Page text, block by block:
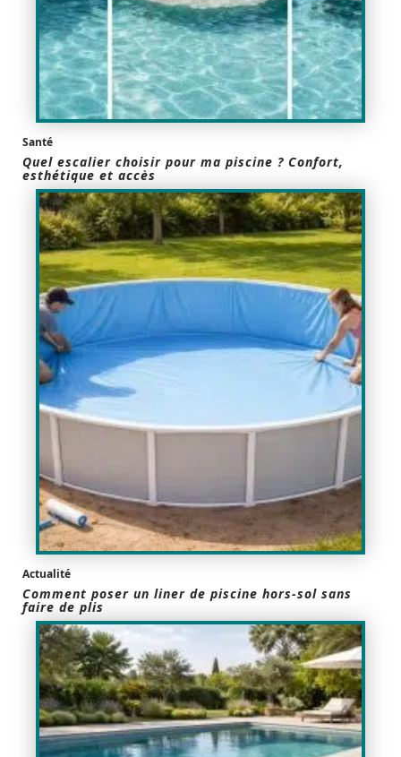
Santé
Quel escalier choisir pour ma piscine ? Confort,
esthétique et accès
Actualité
Comment poser un liner de piscine hors-sol sans
faire de plis